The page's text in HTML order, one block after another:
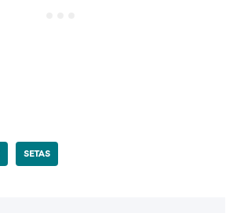
SETAS